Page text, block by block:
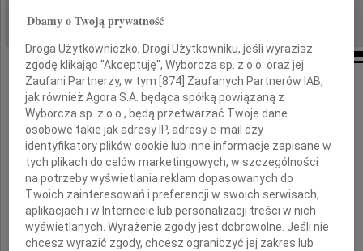
DATA EMISJI:
Z wielkim smutkiem przyjęliśmy
wiadomość o śmierci
profesora
Andrzeja Oklejaka
Dbamy o Twoją prywatność
Droga Użytkowniczko, Drogi Użytkowniku, jeśli wyrazisz
zgodę klikając "Akceptuję", Wyborcza sp. z o.o. oraz jej
Zaufani Partnerzy, w tym [874 ] Zaufanych Partnerów IAB,
jak również Agora S.A. będąca spółką powiązaną z
Wyborcza sp. z o.o., będą przetwarzać Twoje dane
osobowe takie jak adresy IP, adresy e-mail czy
identyfikatory plików cookie lub inne informacje zapisane w
tych plikach do celów marketingowych, w szczególności
na potrzeby wyświetlania reklam dopasowanych do
Twoich zainteresowań i preferencji w swoich serwisach,
aplikacjach i w Internecie lub personalizacji treści w nich
wyświetlanych. Wyrażenie zgody jest dobrowolne. Jeśli nie
chcesz wyrazić zgody, chcesz ograniczyć jej zakres lub